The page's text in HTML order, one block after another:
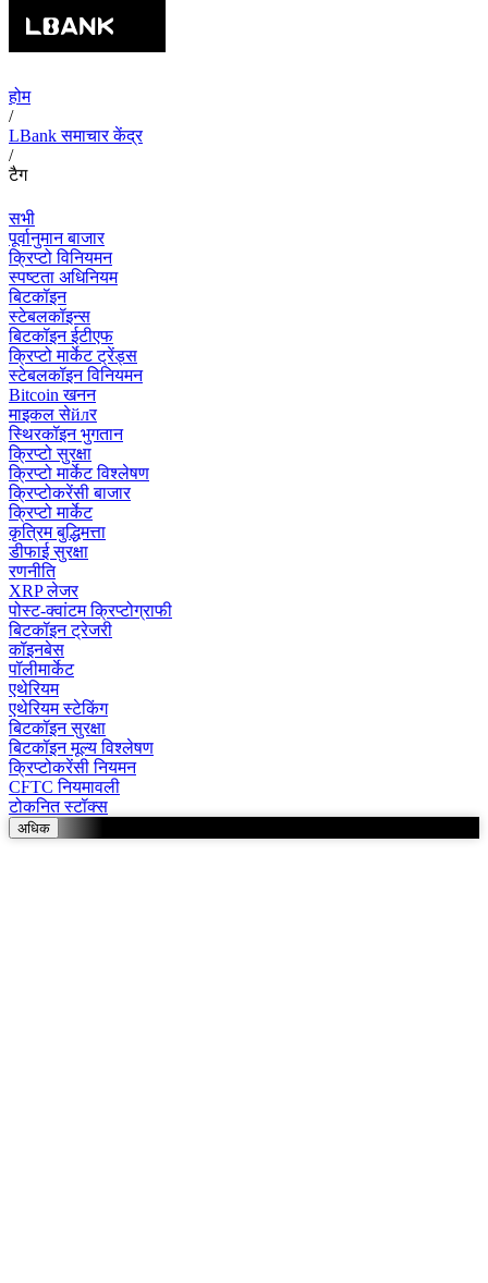
होम
/
LBank समाचार केंद्र
/
टैग
सभी
पूर्वानुमान बाजार
क्रिप्टो विनियमन
स्पष्टता अधिनियम
बिटकॉइन
स्टेबलकॉइन्स
बिटकॉइन ईटीएफ
क्रिप्टो मार्केट ट्रेंड्स
स्टेबलकॉइन विनियमन
Bitcoin खनन
माइकल सेйлर
स्थिरकॉइन भुगतान
क्रिप्टो सुरक्षा
क्रिप्टो मार्केट विश्लेषण
क्रिप्टोकरेंसी बाजार
क्रिप्टो मार्केट
कृत्रिम बुद्धिमत्ता
डीफाई सुरक्षा
रणनीति
XRP लेजर
पोस्ट-क्वांटम क्रिप्टोग्राफी
बिटकॉइन ट्रेजरी
कॉइनबेस
पॉलीमार्केट
एथेरियम
एथेरियम स्टेकिंग
बिटकॉइन सुरक्षा
बिटकॉइन मूल्य विश्लेषण
क्रिप्टोकरेंसी नियमन
CFTC नियमावली
टोकनित स्टॉक्स
अधिक